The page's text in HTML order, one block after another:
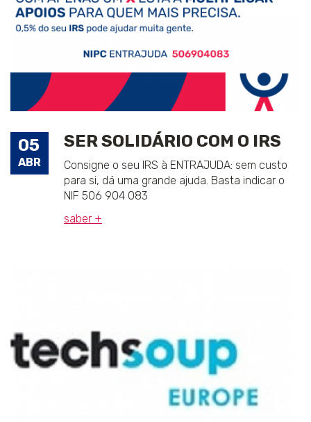
05
ABR
SER SOLIDÁRIO COM O IRS
Consigne o seu IRS à ENTRAJUDA: sem custo
para si, dá uma grande ajuda. Basta indicar o
NIF 506 904 083
saber +